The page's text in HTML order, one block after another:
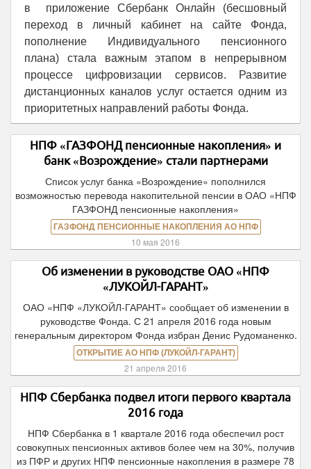
в приложение Сбербанк Онлайн (бесшовный
переход в личный кабинет на сайте Фонда,
пополнение Индивидуального пенсионного
плана) стала важным этапом в непрерывном
процессе цифровизации сервисов. Развитие
дистанционных каналов услуг остается одним из
приоритетных направлений работы Фонда.
НПФ «ГАЗФОНД пенсионные накопления» и
банк «Возрождение» стали партнерами
Список услуг банка «Возрождение» пополнился
возможностью перевода накопительной пенсии в ОАО «НПФ
ГАЗФОНД пенсионные накопления»
ГАЗФОНД ПЕНСИОННЫЕ НАКОПЛЕНИЯ АО НПФ
10 мая 2016
Об изменении в руководстве ОАО «НПФ
«ЛУКОЙЛ-ГАРАНТ»
ОАО «НПФ «ЛУКОЙЛ-ГАРАНТ» сообщает об изменении в
руководстве Фонда. С 21 апреля 2016 года новым
генеральным директором Фонда избран Денис Рудоманенко.
ОТКРЫТИЕ АО НПФ (ЛУКОЙЛ-ГАРАНТ)
21 апреля 2016
НПФ Сбербанка подвел итоги первого квартала
2016 года
НПФ Сбербанка в 1 квартале 2016 года обеспечил рост
совокупных пенсионных активов более чем на 30%, получив
из ПФР и других НПФ пенсионные накопления в размере 78